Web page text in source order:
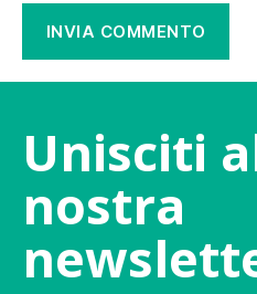
Unisciti
nostra